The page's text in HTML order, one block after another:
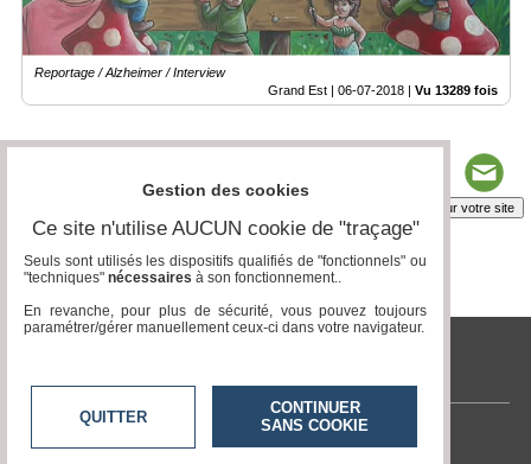
Médias
du
groupe
Prémium
Accès
Reportage / Alzheimer / Interview
Grand Est | 06-07-2018 Vu 13289 fois
Insérez sur votre site
tvlocale.fr
Contactez-nous
Gestion des cookies
Ce site n'utilise AUCUN cookie de "traçage"
Seuls sont utilisés les dispositifs qualifiés de "fonctionnels" ou
"techniques" nécessaires à son fonctionnement..
En revanche, pour plus de sécurité, vous pouvez toujours
paramétrer/gérer manuellement ceux-ci dans votre navigateur.
QUITTER
CONTINUER
SANS COOKIE